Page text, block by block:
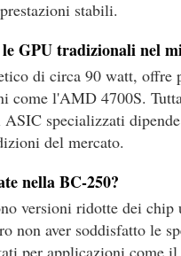
stabili.
GPU tradizionali nel
di circa 90 watt, offre
come l'AMD 4700S.
specializzati
del mercato.
nella BC-250?
versioni ridotte dei
non aver soddisfatto le
per applicazioni come